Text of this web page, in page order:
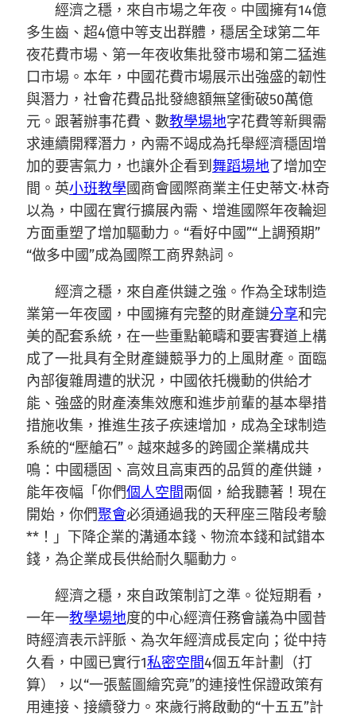
經濟之穩，來自市場之年夜。中國擁有14億
多生齒、超4億中等支出群體，穩居全球第二年
夜花費市場、第一年夜收集批發市場和第二猛進
口市場。本年，中國花費市場展示出強盛的韌性
與潛力，社會花費品批發總額無望衝破50萬億
元。跟著辦事花費、數教學場地字花費等新興需
求連續開釋潛力，內需不竭成為托舉經濟穩固增
加的要害氣力，也讓外企看到 舞蹈場地了增加空
間。英小班教學國商會國際商業主任史蒂文·林奇
以為，中國在實行擴展內需、增進國際年夜輪迴
方面重塑了增加驅動力。“看好中國”“上調預期”
“做多中國”成為國際工商界熱詞。
經濟之穩，來自產供鏈之強。作為全球制造
業第一年夜國，中國擁有完整的財產鏈分享和完
美的配套系統，在一些重點範疇和要害賽道上構
成了一批具有全財產鏈競爭力的上風財產。面臨
內部復雜周遭的狀況，中國依托機動的供給才
能、強盛的財產湊集效應和進步前輩的基本舉措
措施收集，推進生孩子疾速增加，成為全球制造
系統的“壓艙石”。越來越多的跨國企業構成共
鳴：中國穩固、高效且高東西的品質的產供鏈，
能年夜幅「你們個人空間兩個，給我聽著！現在
開始，你們聚會必須通過我的天秤座三階段考驗
**！」下降企業的溝通本錢、物流本錢和試錯本
錢，為企業成長供給耐久驅動力。
經濟之穩，來自政策制訂之準。從短期看，
一年一教學場地度的中心經濟任務會議為中國昔
時經濟表示評脈、為次年經濟成長定向；從中持
久看，中國已實行1私密空間4個五年計劃（打
算），以“一張藍圖繪究竟”的連接性保證政策有
用連接、接續發力。來歲行將啟動的“十五五”計